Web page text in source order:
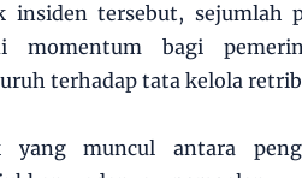
insiden tersebut, sejumlah
momentum bagi
terhadap tata kelola
yang muncul antara